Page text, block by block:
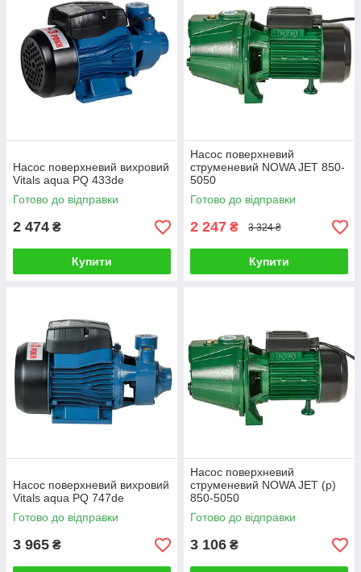
Насос поверхневий вихровий
Vitals aqua PQ 433de
Готово до відправки
2 474 ₴
Купити
Насос поверхневий
струменевий NOWA JET 850-
5050
Готово до відправки
2 247 ₴ 3 324 ₴
Купити
Насос поверхневий вихровий
Vitals aqua PQ 747de
Готово до відправки
3 965 ₴
Насос поверхневий
струменевий NOWA JET (p)
850-5050
Готово до відправки
3 106 ₴